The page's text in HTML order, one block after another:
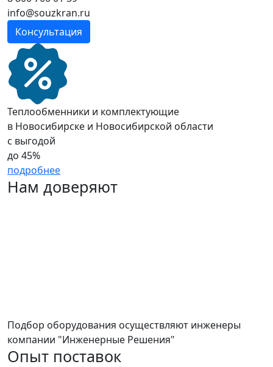
info@souzkran.ru
Консультация
Теплообменники и комплектующие
в Новосибирске и Новосибирской области
с выгодой
до 45%
подробнее
Нам доверяют
Подбор оборудования осуществляют инженеры
компании "Инженерные Решения"
Опыт поставок